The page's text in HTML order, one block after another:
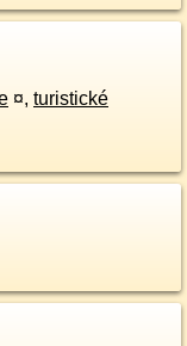
¤, turistické